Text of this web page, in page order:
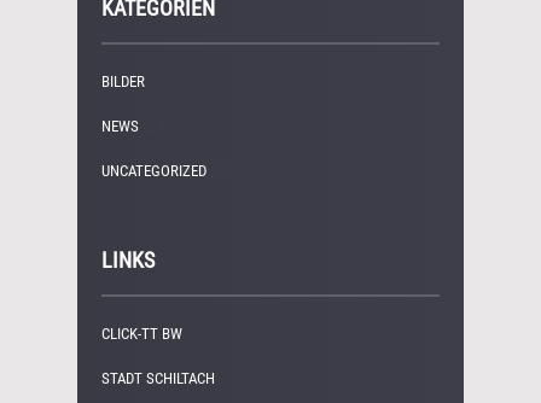
KATEGORIEN
BILDER
NEWS
UNCATEGORIZED
LINKS
CLICK-TT BW
STADT SCHILTACH